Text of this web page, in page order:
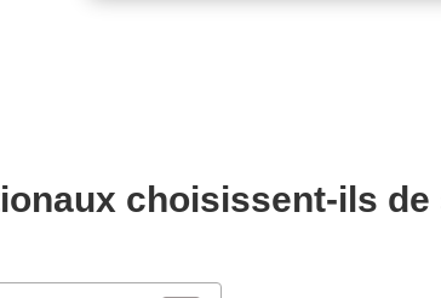
choisissent-ils de